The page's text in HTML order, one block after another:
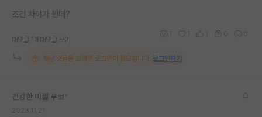
커리어
유학교육
이벤트
조건 차이가 뭔데?
대댓글 1개 대댓글 쓰기
해당 댓글을 보려면 로그인이 필요합니다. 로그인하기
건강한 미셸 푸코